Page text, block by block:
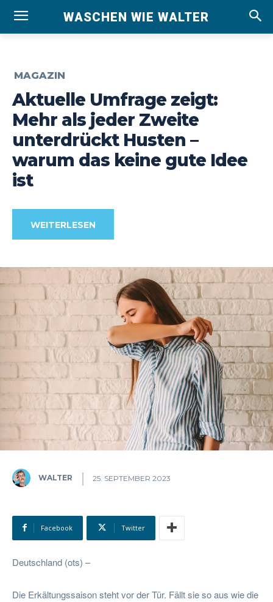
WASCHEN WIE WALTER
MAGAZIN
Aktuelle Umfrage zeigt:
Mehr als jeder Zweite
unterdrückt Husten –
warum das keine gute Idee
ist
WEITERLESEN
WALTER 25. SEPTEMBER 2023
Facebook Twitter
Deutschland (ots) –
Die Erkältungssaison steht vor der Tür. Fällt sie so aus wie die